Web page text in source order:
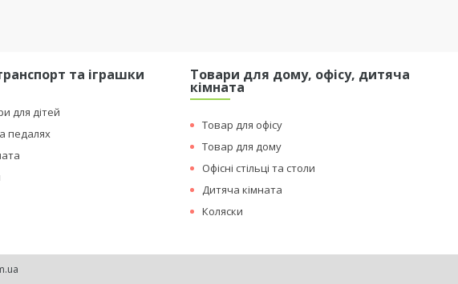
та іграшки
для дітей
педалях
Товари для дому, офісу, дитяча
кімната
Товар для офісу
Товар для дому
Офісні стільці та столи
Дитяча кімната
Коляски